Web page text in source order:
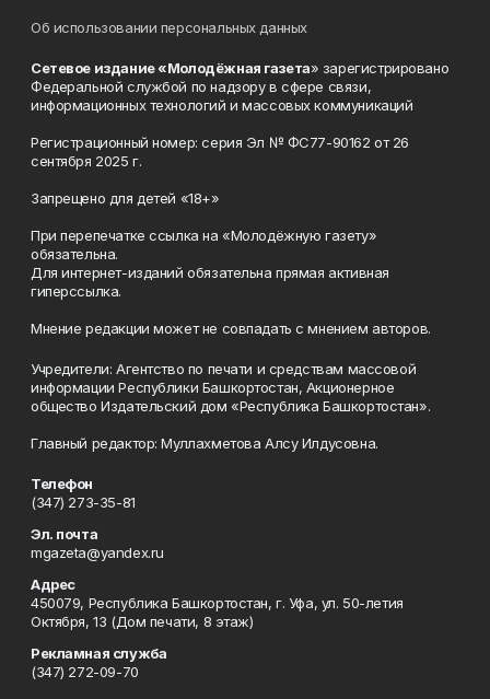
Об использовании персональных данных
Сетевое издание «Молодёжная газета» зарегистрировано
Федеральной службой по надзору в сфере связи,
информационных технологий и массовых коммуникаций
Регистрационный номер: серия Эл № ФС77-90162 от 26
сентября 2025 г.
Запрещено для детей «18+»
При перепечатке ссылка на «Молодёжную газету»
обязательна.
Для интернет-изданий обязательна прямая активная
гиперссылка.
Мнение редакции может не совпадать с мнением авторов.
Учредители: Агентство по печати и средствам массовой
информации Республики Башкортостан, Акционерное
общество Издательский дом «Республика Башкортостан».
Главный редактор: Муллахметова Алсу Илдусовна.
Телефон
(347) 273-35-81
Эл. почта
mgazeta@yandex.ru
Адрес
450079, Республика Башкортостан, г. Уфа, ул. 50-летия
Октября, 13 (Дом печати, 8 этаж)
Рекламная служба
(347) 272-09-70